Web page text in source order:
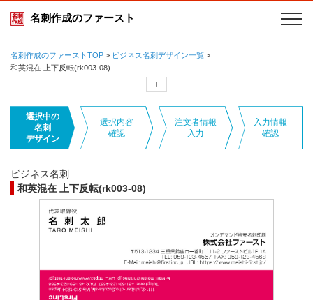
名刺作成のファースト
名刺作成のファーストTOP > ビジネス名刺デザイン一覧 >
和英混在 上下反転(rk003-08)
+
選択中の
名刺
デザイン
選択内容
確認
注文者情報
入力
入力情報
確認
ビジネス名刺
和英混在 上下反転(rk003-08)